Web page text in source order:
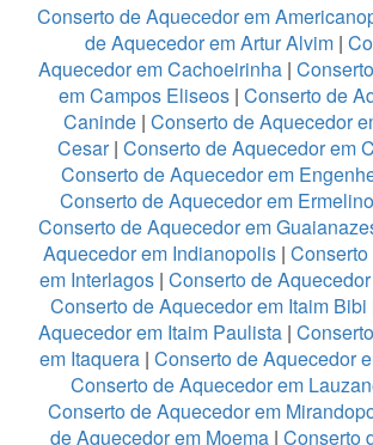
Conserto de Aquecedor em
de Aquecedor em Artur Alvim |
Aquecedor em Cachoeirinha|
em Campos Eliseos | Conserto de
Caninde| Conserto de Aquecedor
Cesar| Conserto de Aquecedor em
Conserto de Aquecedor em
Conserto de Aquecedor em
Conserto de Aquecedor em
Aquecedor em Indianopolis |
em Interlagos | Conserto de
Conserto de Aquecedor em Itaim Bibi
Aquecedor em Itaim Paulista |
em Itaquera| Conserto de Aquecedor
Conserto de Aquecedor em
Conserto de Aquecedor em
de Aquecedor em Moema | Conserto